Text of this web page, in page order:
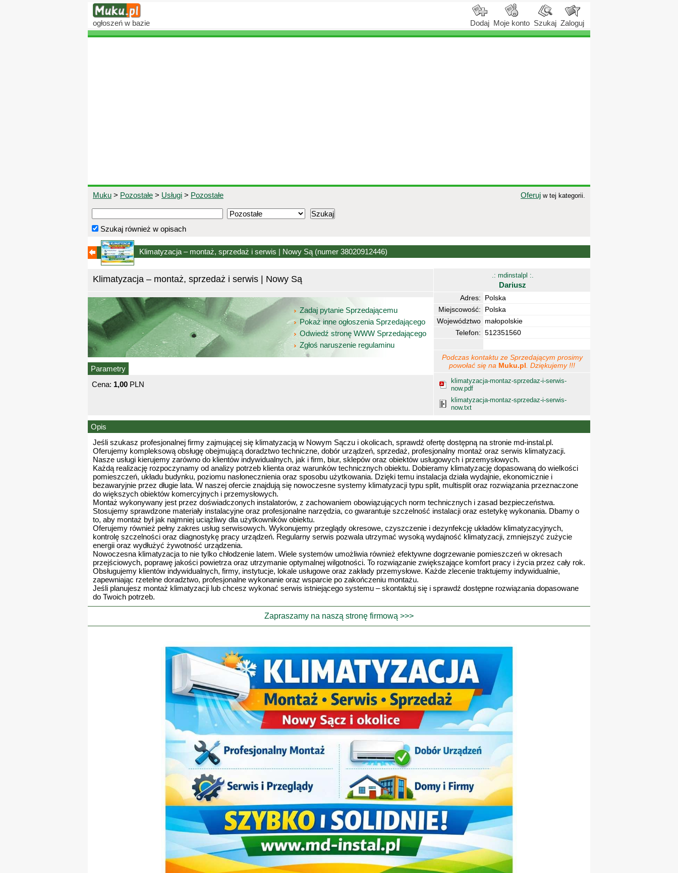
ogłoszeń w bazie Dodaj Moje konto Szukaj Zaloguj
Muku > Pozostałe > Usługi > Pozostałe Oferuj w tej kategorii.
Szukaj również w opisach
Klimatyzacja – montaż, sprzedaż i serwis | Nowy Są (numer 38020912446)
Klimatyzacja – montaż, sprzedaż i serwis | Nowy Są
Zadaj pytanie Sprzedającemu
Pokaż inne ogłoszenia Sprzedającego
Odwiedź stronę WWW Sprzedającego
Zgłoś naruszenie regulaminu
Parametry
Cena: 1,00 PLN
.: mdinstalpl :.
Dariusz
Adres:
Polska
Miejscowość:
Polska
Województwo małopolskie
Telefon: 512351560
Podczas kontaktu ze Sprzedającym prosimy
powołać się na Muku.pl . Dziękujemy !!!
klimatyzacja-montaz-sprzedaz-i-serwis-
now.pdf
klimatyzacja-montaz-sprzedaz-i-serwis-
now.txt
Opis
Jeśli szukasz profesjonalnej firmy zajmującej się klimatyzacją w Nowym Sączu i okolicach, sprawdź ofertę dostępną na stronie md-instal.pl.
Oferujemy kompleksową obsługę obejmującą doradztwo techniczne, dobór urządzeń, sprzedaż, profesjonalny montaż oraz serwis klimatyzacji.
Nasze usługi kierujemy zarówno do klientów indywidualnych, jak i firm, biur, sklepów oraz obiektów usługowych i przemysłowych.
Każdą realizację rozpoczynamy od analizy potrzeb klienta oraz warunków technicznych obiektu. Dobieramy klimatyzację dopasowaną do wielkości
pomieszczeń, układu budynku, poziomu nasłonecznienia oraz sposobu użytkowania. Dzięki temu instalacja działa wydajnie, ekonomicznie i
bezawaryjnie przez długie lata. W naszej ofercie znajdują się nowoczesne systemy klimatyzacji typu split, multisplit oraz rozwiązania przeznaczone
do większych obiektów komercyjnych i przemysłowych.
Montaż wykonywany jest przez doświadczonych instalatorów, z zachowaniem obowiązujących norm technicznych i zasad bezpieczeństwa.
Stosujemy sprawdzone materiały instalacyjne oraz profesjonalne narzędzia, co gwarantuje szczelność instalacji oraz estetykę wykonania. Dbamy o
to, aby montaż był jak najmniej uciążliwy dla użytkowników obiektu.
Oferujemy również pełny zakres usług serwisowych. Wykonujemy przeglądy okresowe, czyszczenie i dezynfekcję układów klimatyzacyjnych,
kontrolę szczelności oraz diagnostykę pracy urządzeń. Regularny serwis pozwala utrzymać wysoką wydajność klimatyzacji, zmniejszyć zużycie
energii oraz wydłużyć żywotność urządzenia.
Nowoczesna klimatyzacja to nie tylko chłodzenie latem. Wiele systemów umożliwia również efektywne dogrzewanie pomieszczeń w okresach
przejściowych, poprawę jakości powietrza oraz utrzymanie optymalnej wilgotności. To rozwiązanie zwiększające komfort pracy i życia przez cały rok.
Obsługujemy klientów indywidualnych, firmy, instytucje, lokale usługowe oraz zakłady przemysłowe. Każde zlecenie traktujemy indywidualnie,
zapewniając rzetelne doradztwo, profesjonalne wykonanie oraz wsparcie po zakończeniu montażu.
Jeśli planujesz montaż klimatyzacji lub chcesz wykonać serwis istniejącego systemu – skontaktuj się i sprawdź dostępne rozwiązania dopasowane
do Twoich potrzeb.
Zapraszamy na naszą stronę firmową >>>